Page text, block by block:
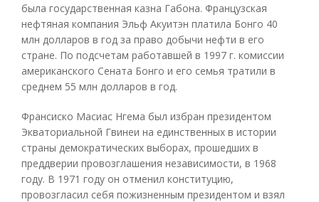
была государственная казна Габона. Французская
нефтяная компания Эльф Акуитэн платила Бонго 40
млн долларов в год за право добычи нефти в его
стране. По подсчетам работавшей в 1997 г. комиссии
американского Сената Бонго и его семья тратили в
среднем 55 млн долларов в год.
Франсиско Масиас Нгема был избран президентом
Экваториальной Гвинеи на единственных в истории
страны демократических выборах, прошедших в
преддверии провозглашения независимости, в 1968
году. В 1971 году он отменил конституцию,
провозгласил себя пожизненным президентом и взял